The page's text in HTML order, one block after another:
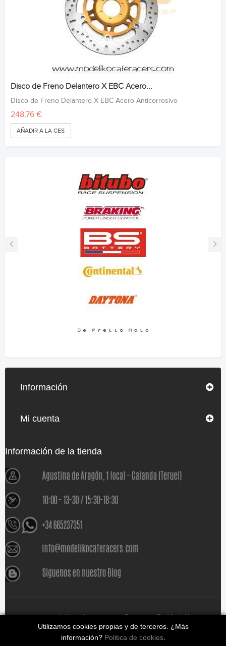
Disco de Freno Delantero X EBC Acero...
Disco de Freno Delantero X EBC Acero Anticorrosivo
248,76 €
AÑADIR A LA CESTA
Información
Mi cuenta
Información de la tienda
Utilizamos cookies propias y de terceros. ¿Más
información? Politica de cookies.
www.modelikocaferacers.com Designed By Modeliko